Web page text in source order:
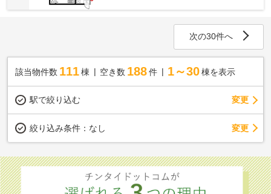
次の30件へ
該当物件数 111棟 空き数 188 件 1～30 棟を表示
駅で絞り込む 変更
絞り込み条件： なし 変更